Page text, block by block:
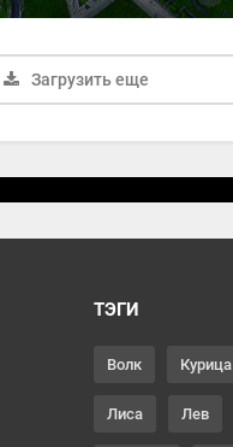
Загрузить еще
ТЭГИ
Волк Курица
Лиса Лев